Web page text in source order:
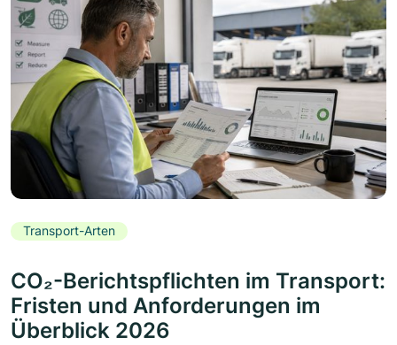
Transport-Arten
CO₂-Berichtspflichten im Transport:
Fristen und Anforderungen im
Überblick 2026